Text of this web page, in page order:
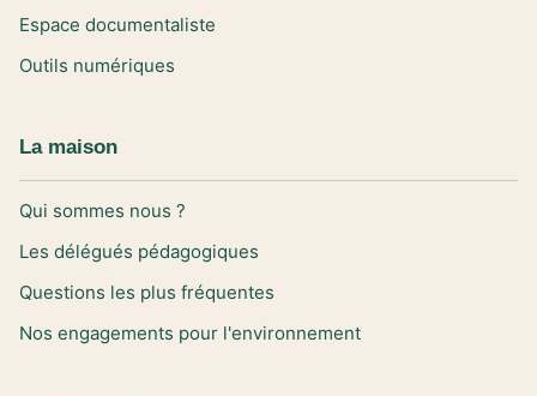
Espace documentaliste
Outils numériques
La maison
Qui sommes nous ?
Les délégués pédagogiques
Questions les plus fréquentes
Nos engagements pour l'environnement